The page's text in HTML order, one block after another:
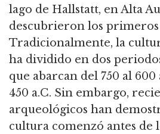
lago de Hallstatt, en Alta
descubrieron los primeros
Tradicionalmente, la
ha dividido en dos
que abarcan del 750 al 600
450 a.C. Sin embargo,
arqueológicos han
cultura comenzó antes de